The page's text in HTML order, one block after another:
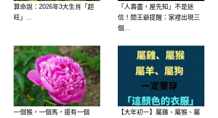
歡迎來下水道觀看更多都市傳說👉
https://lihi3.cc/c5H8h
🍲 心理測驗：大寒這天，妳最想喝哪
算命說：2026年3大生肖「超
旺」...
「人壽盡，屋先知」不是迷
信！閻王爺提醒：家裡出現三
個...
一個猴，一個馬，還有一個
【大年初一】屬雞、屬猴、屬